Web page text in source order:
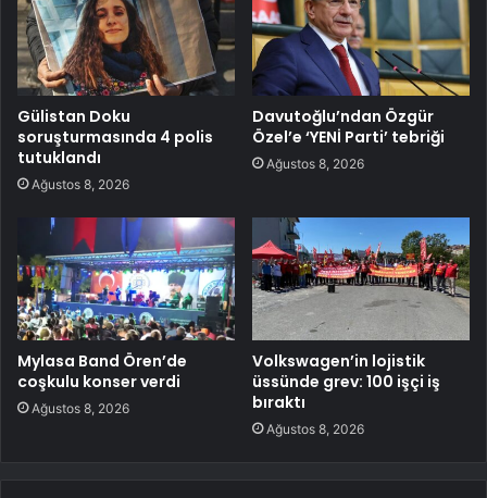
Gülistan Doku
soruşturmasında 4 polis
tutuklandı
Ağustos 8, 2026
Davutoğlu’ndan Özgür
Özel’e ‘YENİ Parti’ tebriği
Ağustos 8, 2026
Mylasa Band Ören’de
coşkulu konser verdi
Ağustos 8, 2026
Volkswagen’in lojistik
üssünde grev: 100 işçi iş
bıraktı
Ağustos 8, 2026